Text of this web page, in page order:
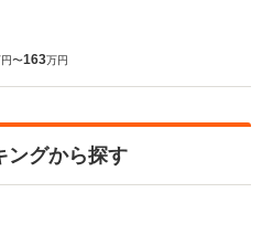
〜163万円
ングから探す